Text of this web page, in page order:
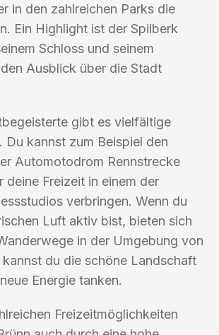
in den zahlreichen Parks die
Ein Highlight ist der Spilberk
Schloss und seinem
Ausblick über die Stadt
gibt es vielfältige
Du kannst zum Beispiel den
Automotodrom Rennstrecke
deine Freizeit in einem der
verbringen. Wenn du
Luft aktiv bist, bieten sich
in der Umgebung von
kannst du die schöne Landschaft
Energie tanken.
Freizeitmöglichkeiten